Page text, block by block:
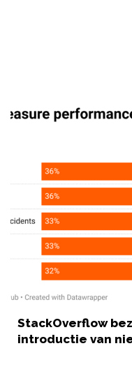
StackOverflow
introductie van